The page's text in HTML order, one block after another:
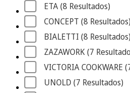
ETA (8 Resultados)
CONCEPT (8 Resultados)
BIALETTI (8 Resultados)
ZAZAWORK (7
VICTORIA COOKWARE
UNOLD (7 Resultados)